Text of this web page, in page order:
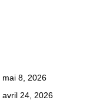
mai 8, 2026
avril 24, 2026